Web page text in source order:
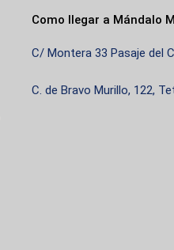
Como llegar a Mándalo
C/ Montera 33 Pasaje del
C. de Bravo Murillo, 122,